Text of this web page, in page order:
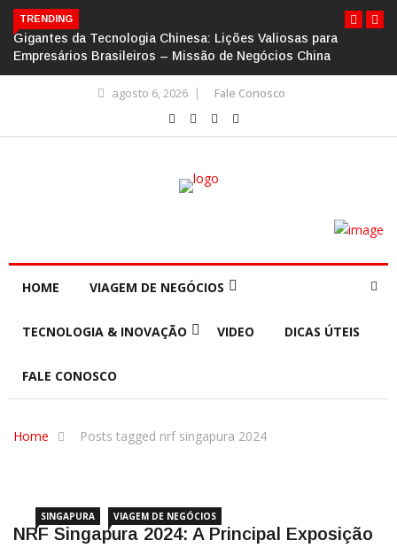
TRENDING
Gigantes da Tecnologia Chinesa: Lições Valiosas para
Empresários Brasileiros – Missão de Negócios China
agosto 6, 2026 Fale Conosco
HOME VIAGEM DE NEGÓCIOS
TECNOLOGIA & INOVAÇÃO VIDEO DICAS ÚTEIS
FALE CONOSCO
Home Posts tagged nrf singapura 2024
SINGAPURA VIAGEM DE NEGÓCIOS
NRF Singapura 2024: A Principal Exposição